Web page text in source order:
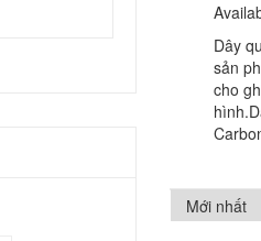
Dây
sản
cho